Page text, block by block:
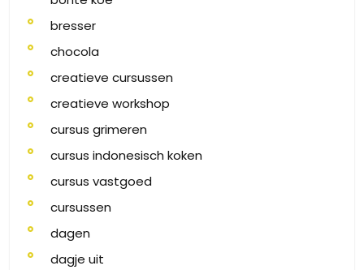
bresser
chocola
creatieve cursussen
creatieve workshop
cursus grimeren
cursus indonesisch koken
cursus vastgoed
cursussen
dagen
dagje uit